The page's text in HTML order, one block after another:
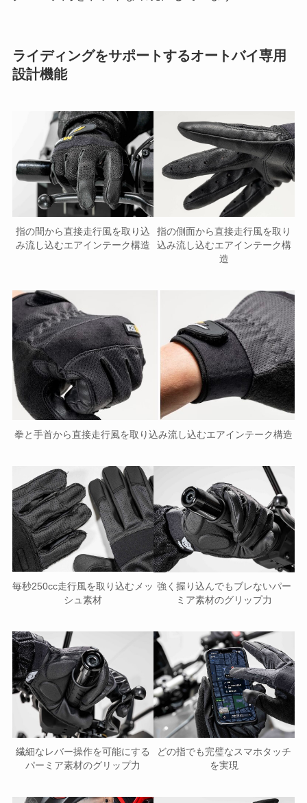
ライディングをサポートするオートバイ専用
設計機能
指の間から直接走行風を取り込
み流し込むエアインテーク構造
指の側面から直接走行風を取り
込み流し込むエアインテーク構
造
拳と手首から直接走行風を取り込み流し込むエアインテーク構造
毎秒250cc走行風を取り込むメッ
シュ素材
強く握り込んでもブレないパー
ミア素材のグリップ力
繊細なレバー操作を可能にする
パーミア素材のグリップ力
どの指でも完璧なスマホタッチ
を実現